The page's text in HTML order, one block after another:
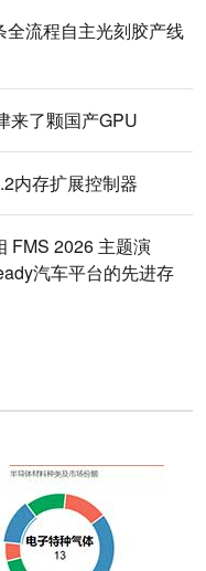
流程自主光刻胶产线
来了颗国产GPU
内存扩展控制器
FMS 2026 主题演
汽车平台的先进存